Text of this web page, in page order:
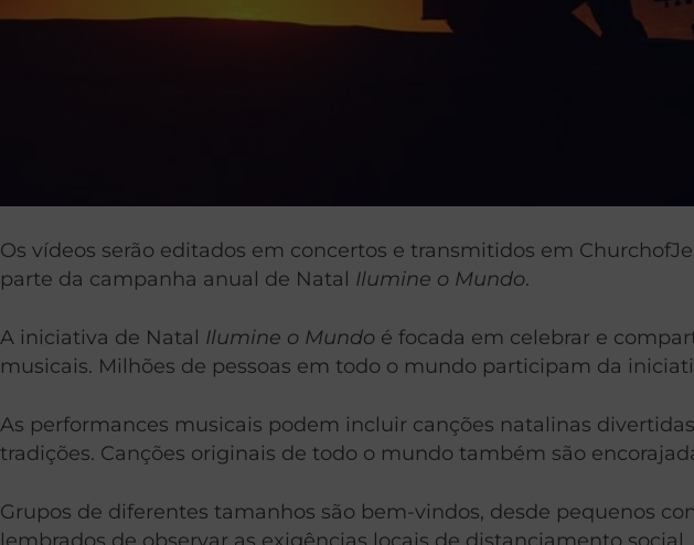
Os vídeos serão editados em concertos e transmitidos em
parte da campanha anual de Natal Ilumine o Mundo.
A iniciativa de Natal Ilumine o Mundo é focada em celebrar e
musicais. Milhões de pessoas em todo o mundo participam da
As performances musicais podem incluir canções natalinas
tradições. Canções originais de todo o mundo também são
Grupos de diferentes tamanhos são bem-vindos, desde pequenos
lembrados de observar as exigências locais de distanciamento